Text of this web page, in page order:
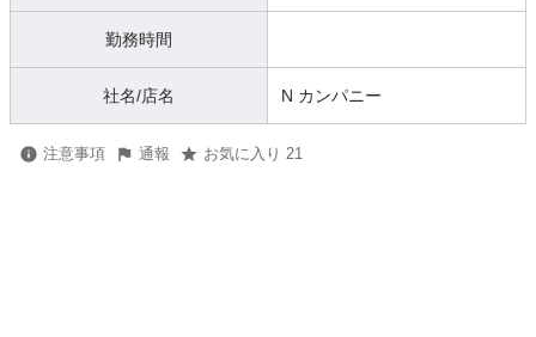
勤務時間
社名/店名 N カンパニー
注意事項 通報 お気に入り 21